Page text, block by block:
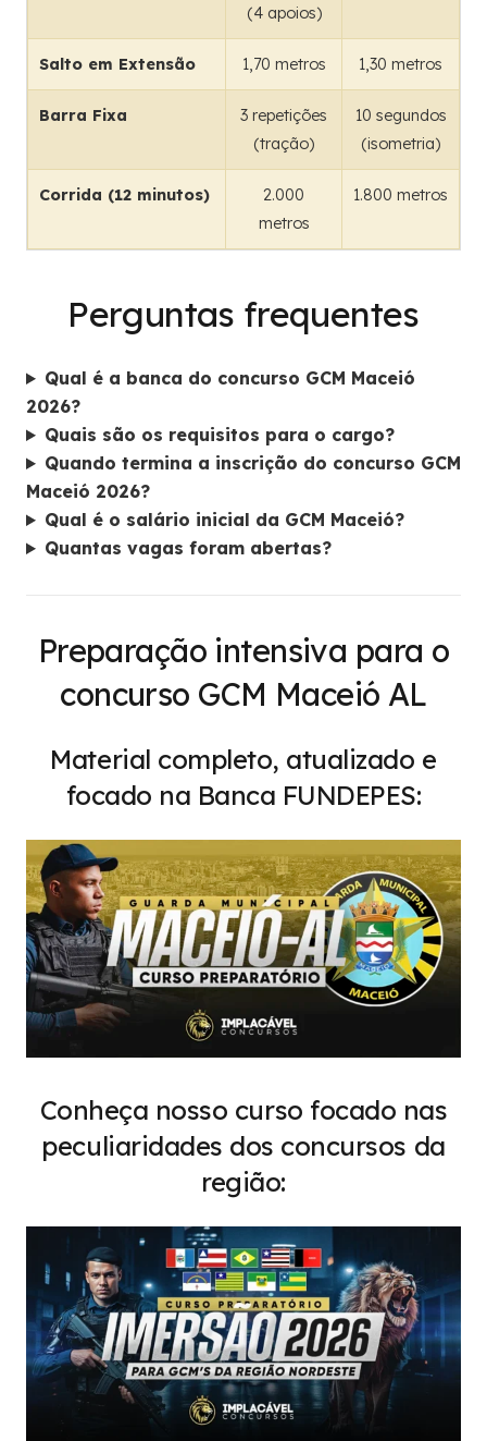
(4 apoios)
Salto em Extensão 1,70 metros 1,30 metros
Barra Fixa
3 repetições
(tração)
10 segundos
(isometria)
Corrida (12 minutos)
2.000
metros
1.800 metros
Perguntas frequentes
Qual é a banca do concurso GCM Maceió
2026?
Quais são os requisitos para o cargo?
Quando termina a inscrição do concurso GCM
Maceió 2026?
Qual é o salário inicial da GCM Maceió?
Quantas vagas foram abertas?
Preparação intensiva para o
concurso GCM Maceió AL
Material completo, atualizado e
focado na Banca FUNDEPES:
Conheça nosso curso focado nas
peculiaridades dos concursos da
região: